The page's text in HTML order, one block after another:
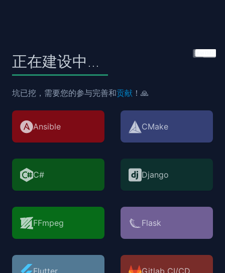
正在建设中...
坑已挖，需要您的参与完善和贡献 ！🙏
Ansible CMake
C# Django
FFmpeg Flask